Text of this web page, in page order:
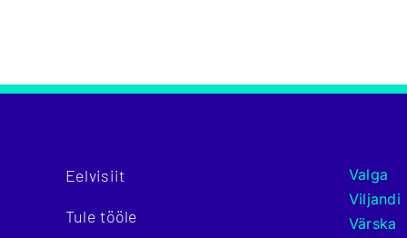
Eelvisiit
Tule tööle
Valga
Viljandi
Värska